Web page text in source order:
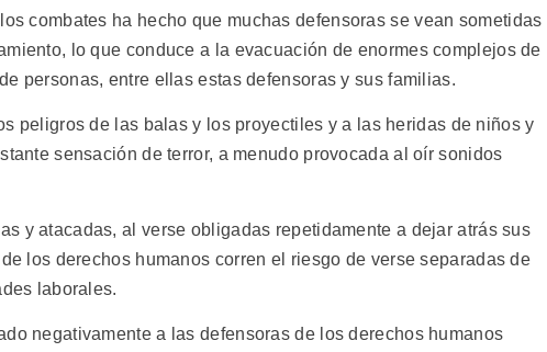
combates ha hecho que muchas defensoras se vean sometidas
lo que conduce a la evacuación de enormes complejos de
personas, entre ellas estas defensoras y sus familias.
peligros de las balas y los proyectiles y a las heridas de niños y
sensación de terror, a menudo provocada al oír sonidos
y atacadas, al verse obligadas repetidamente a dejar atrás sus
los derechos humanos corren el riesgo de verse separadas de
laborales.
negativamente a las defensoras de los derechos humanos